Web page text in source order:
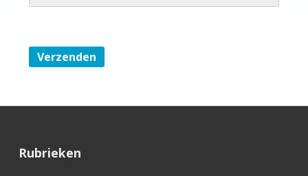
Verzenden
Rubrieken